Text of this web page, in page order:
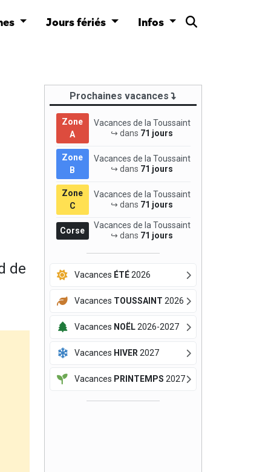
Jours fériés Infos
de
Prochaines vacances
Zone
A
Vacances de la Toussaint
↪ dans 71 jours
Zone
B
Vacances de la Toussaint
↪ dans 71 jours
Zone
C
Vacances de la Toussaint
↪ dans 71 jours
Corse
Vacances de la Toussaint
↪ dans 71 jours
Vacances ÉTÉ2026
Vacances TOUSSAINT 2026
Vacances NOËL2026-2027
Vacances HIVER 2027
Vacances PRINTEMPS 2027